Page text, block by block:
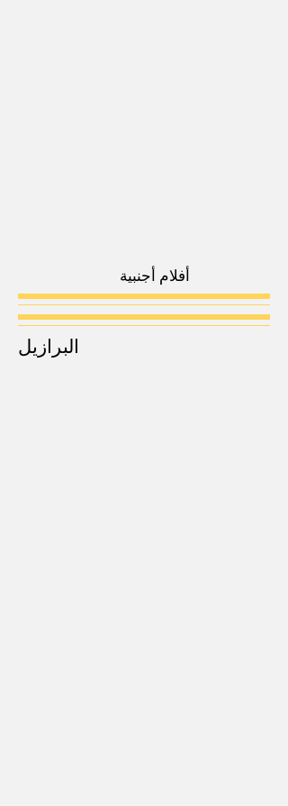
أفلام أجنبية
البرازيل